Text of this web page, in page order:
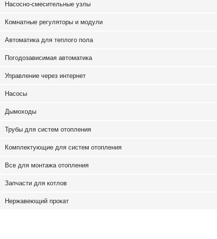
Насосно-смесительные узлы
Комнатные регуляторы и модули
Автоматика для теплого пола
Погодозависимая автоматика
Управление через интернет
Насосы
Дымоходы
Трубы для систем отопления
Комплектующие для систем отопления
Все для монтажа отопления
Запчасти для котлов
Нержавеющий прокат